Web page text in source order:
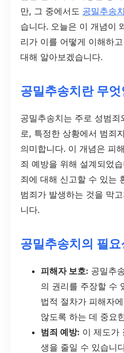
만, 그 중에서도 공밀추송치
습니다. 오늘은 이 개념이
리가 이를 어떻게 이해하
대해 알아보겠습니다.
공밀추송치란 무
공밀추송치는 주로 성범죄
로, 특정한 상황에서 범죄
의미합니다. 이 개념은 피
죄 예방을 위해 설계되었
죄에 대해 신고할 수 있는
범죄가 발생하는 것을 막
니다.
공밀추송치의 필요
피해자 보호: 공밀추
의 권리를 주장할 수
법적 절차가 피해자
않도록 하는 데 중요
범죄 예방: 이 제도가
생을 줄일 수 있습니